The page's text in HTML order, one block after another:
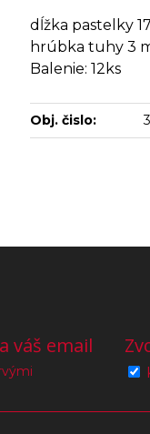
dĺžka pastelky
hrúbka tuhy 3
Balenie: 12ks
Obj. čislo:
váš email